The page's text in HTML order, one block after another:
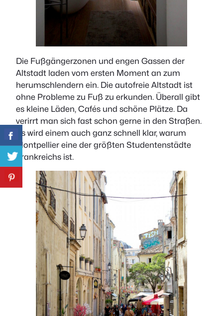
Die Fußgängerzonen und engen Gassen der
Altstadt laden vom ersten Moment an zum
herumschlendern ein. Die autofreie Altstadt ist
ohne Probleme zu Fuß zu erkunden. Überall gibt
es kleine Läden, Cafés und schöne Plätze. Da
verirrt man sich fast schon gerne in den Straßen.
Es wird einem auch ganz schnell klar, warum
Montpellier eine der größten Studentenstädte
Frankreichs ist.